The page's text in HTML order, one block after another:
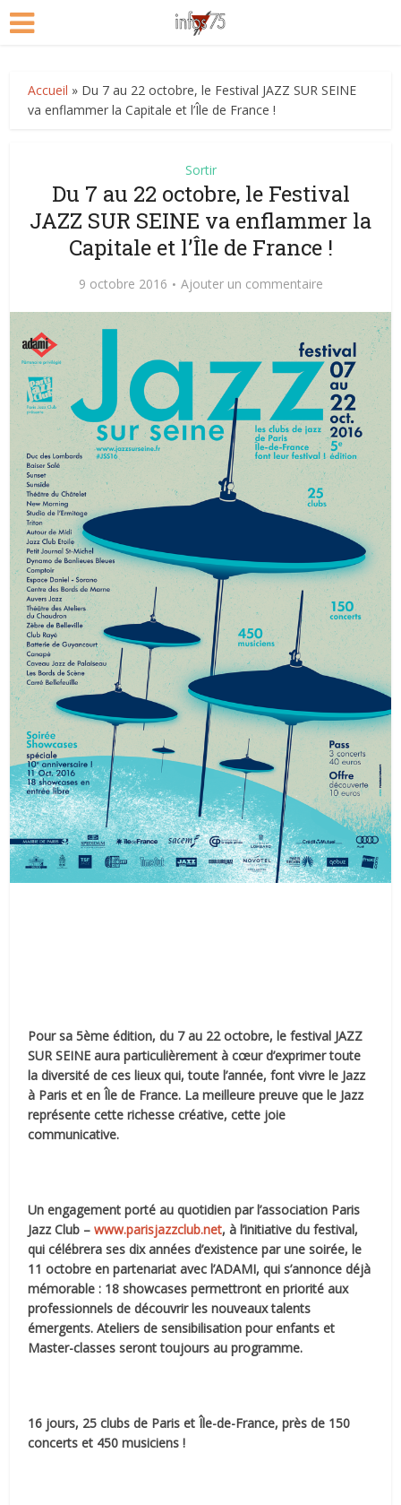
Accueil » Du 7 au 22 octobre, le Festival JAZZ SUR SEINE
va enflammer la Capitale et l’Île de France !
Sortir
Du 7 au 22 octobre, le Festival
JAZZ SUR SEINE va enflammer la
Capitale et l’Île de France !
9 octobre 2016 Ajouter un commentaire
Pour sa 5ème édition, du 7 au 22 octobre, le festival JAZZ
SUR SEINE aura particulièrement à cœur d’exprimer toute
la diversité de ces lieux qui, toute l’année, font vivre le Jazz
à Paris et en Île de France. La meilleure preuve que le Jazz
représente cette richesse créative, cette joie
communicative.
Un engagement porté au quotidien par l’association Paris
Jazz Club –www.parisjazzclub.net, à l’initiative du festival,
qui célébrera ses dix années d’existence par une soirée, le
11 octobre en partenariat avec l’ADAMI, qui s’annonce déjà
mémorable : 18 showcases permettront en priorité aux
professionnels de découvrir les nouveaux talents
émergents. Ateliers de sensibilisation pour enfants et
Master-classes seront toujours au programme.
16 jours, 25 clubs de Paris et Île-de-France, près de 150
concerts et 450 musiciens !